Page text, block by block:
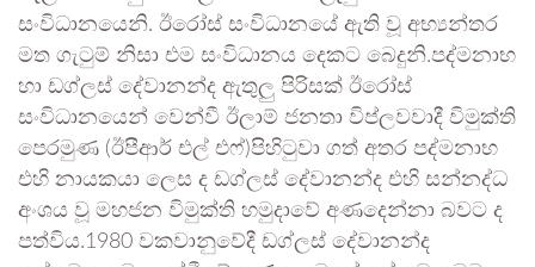
සංවිධානයෙනි. ඊරෝස් සංවිධානයේ ඇති වූ අභ්‍යන්තර
මත ගැටුම් නිසා එම සංවිධානය දෙකට බෙදුනි.පද්මනාභ
හා ඩග්ලස් දේවානන්ද ඇතුලු පිරිසක් ඊරෝස්
සංවිධානයෙන් වෙන්වී ඊලාම් ජනතා විප්ලවවාදී විමුක්ති
පෙරමුණ (ඊපීආර් එල් එෆ්)පිහිටුවා ගත් අතර පද්මනාභ
එහි නායකයා ලෙස ද ඩග්ලස් දේවානන්ද එහි සන්නද්ධ
අංශය වූ මහජන විමුක්ති හමුදාවේ අණදෙන්නා බවට ද
පත්විය.1980 වකවානුවේදී ඩග්ලස් දේවානන්ද